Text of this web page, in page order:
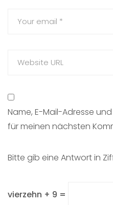
Name, E-Mail-Adresse
für meinen nächsten
Bitte gib eine Antwort in
vierzehn + 9 =